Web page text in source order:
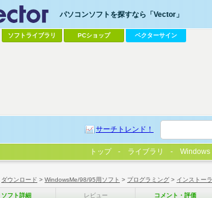
ダウンロード > WindowsMe/98/95用ソフト > プログラミング > インストーラ
ソフト詳細 レビュー コメント・評価
パソコンソフトを探すなら「Vector」
ソフトライブラリ PCショップ ベクターサイン
サーチトレンド！
トップ ライブラリ Windows